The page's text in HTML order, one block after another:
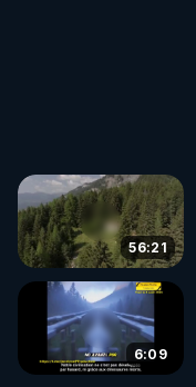
56:21
6:09